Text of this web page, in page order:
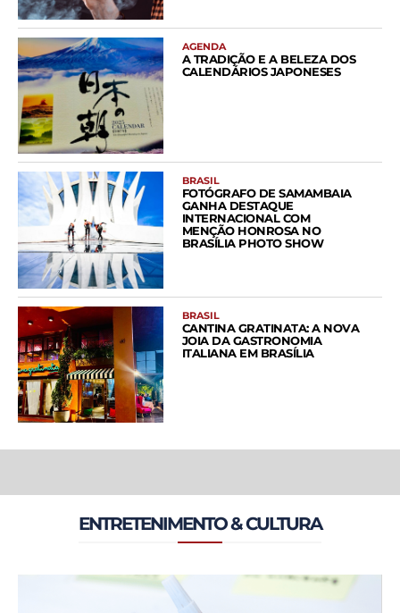
AGENDA
A TRADIÇÃO E A BELEZA DOS
CALENDÁRIOS JAPONESES
BRASIL
FOTÓGRAFO DE SAMAMBAIA
GANHA DESTAQUE
INTERNACIONAL COM
MENÇÃO HONROSA NO
BRASÍLIA PHOTO SHOW
BRASIL
CANTINA GRATINATA: A NOVA
JOIA DA GASTRONOMIA
ITALIANA EM BRASÍLIA
ENTRETENIMENTO & CULTURA